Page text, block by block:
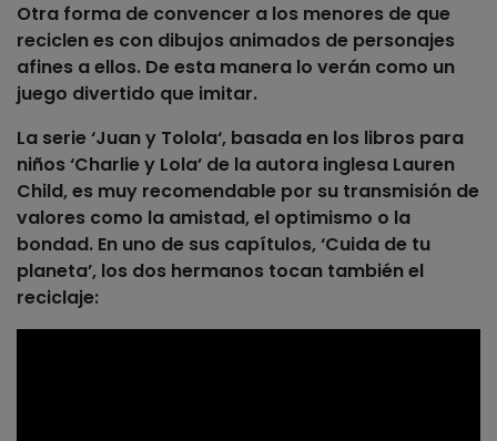
Otra forma de convencer a los menores de que
reciclen es con dibujos animados de personajes
afines a ellos. De esta manera lo verán como un
juego divertido que imitar.
La serie ‘Juan y Tolola‘, basada en los libros para
niños ‘Charlie y Lola’ de la autora inglesa Lauren
Child, es muy recomendable por su transmisión de
valores como la amistad, el optimismo o la
bondad. En uno de sus capítulos, ‘Cuida de tu
planeta’, los dos hermanos tocan también el
reciclaje: